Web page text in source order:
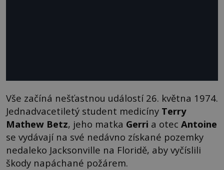
Vše začíná nešťastnou událostí 26. května 1974.
Jednadvacetiletý student medicíny Terry
Mathew Betz, jeho matka Gerri a otec Antoine
se vydávají na své nedávno získané pozemky
nedaleko Jacksonville na Floridě, aby vyčíslili
škody napáchané požárem.